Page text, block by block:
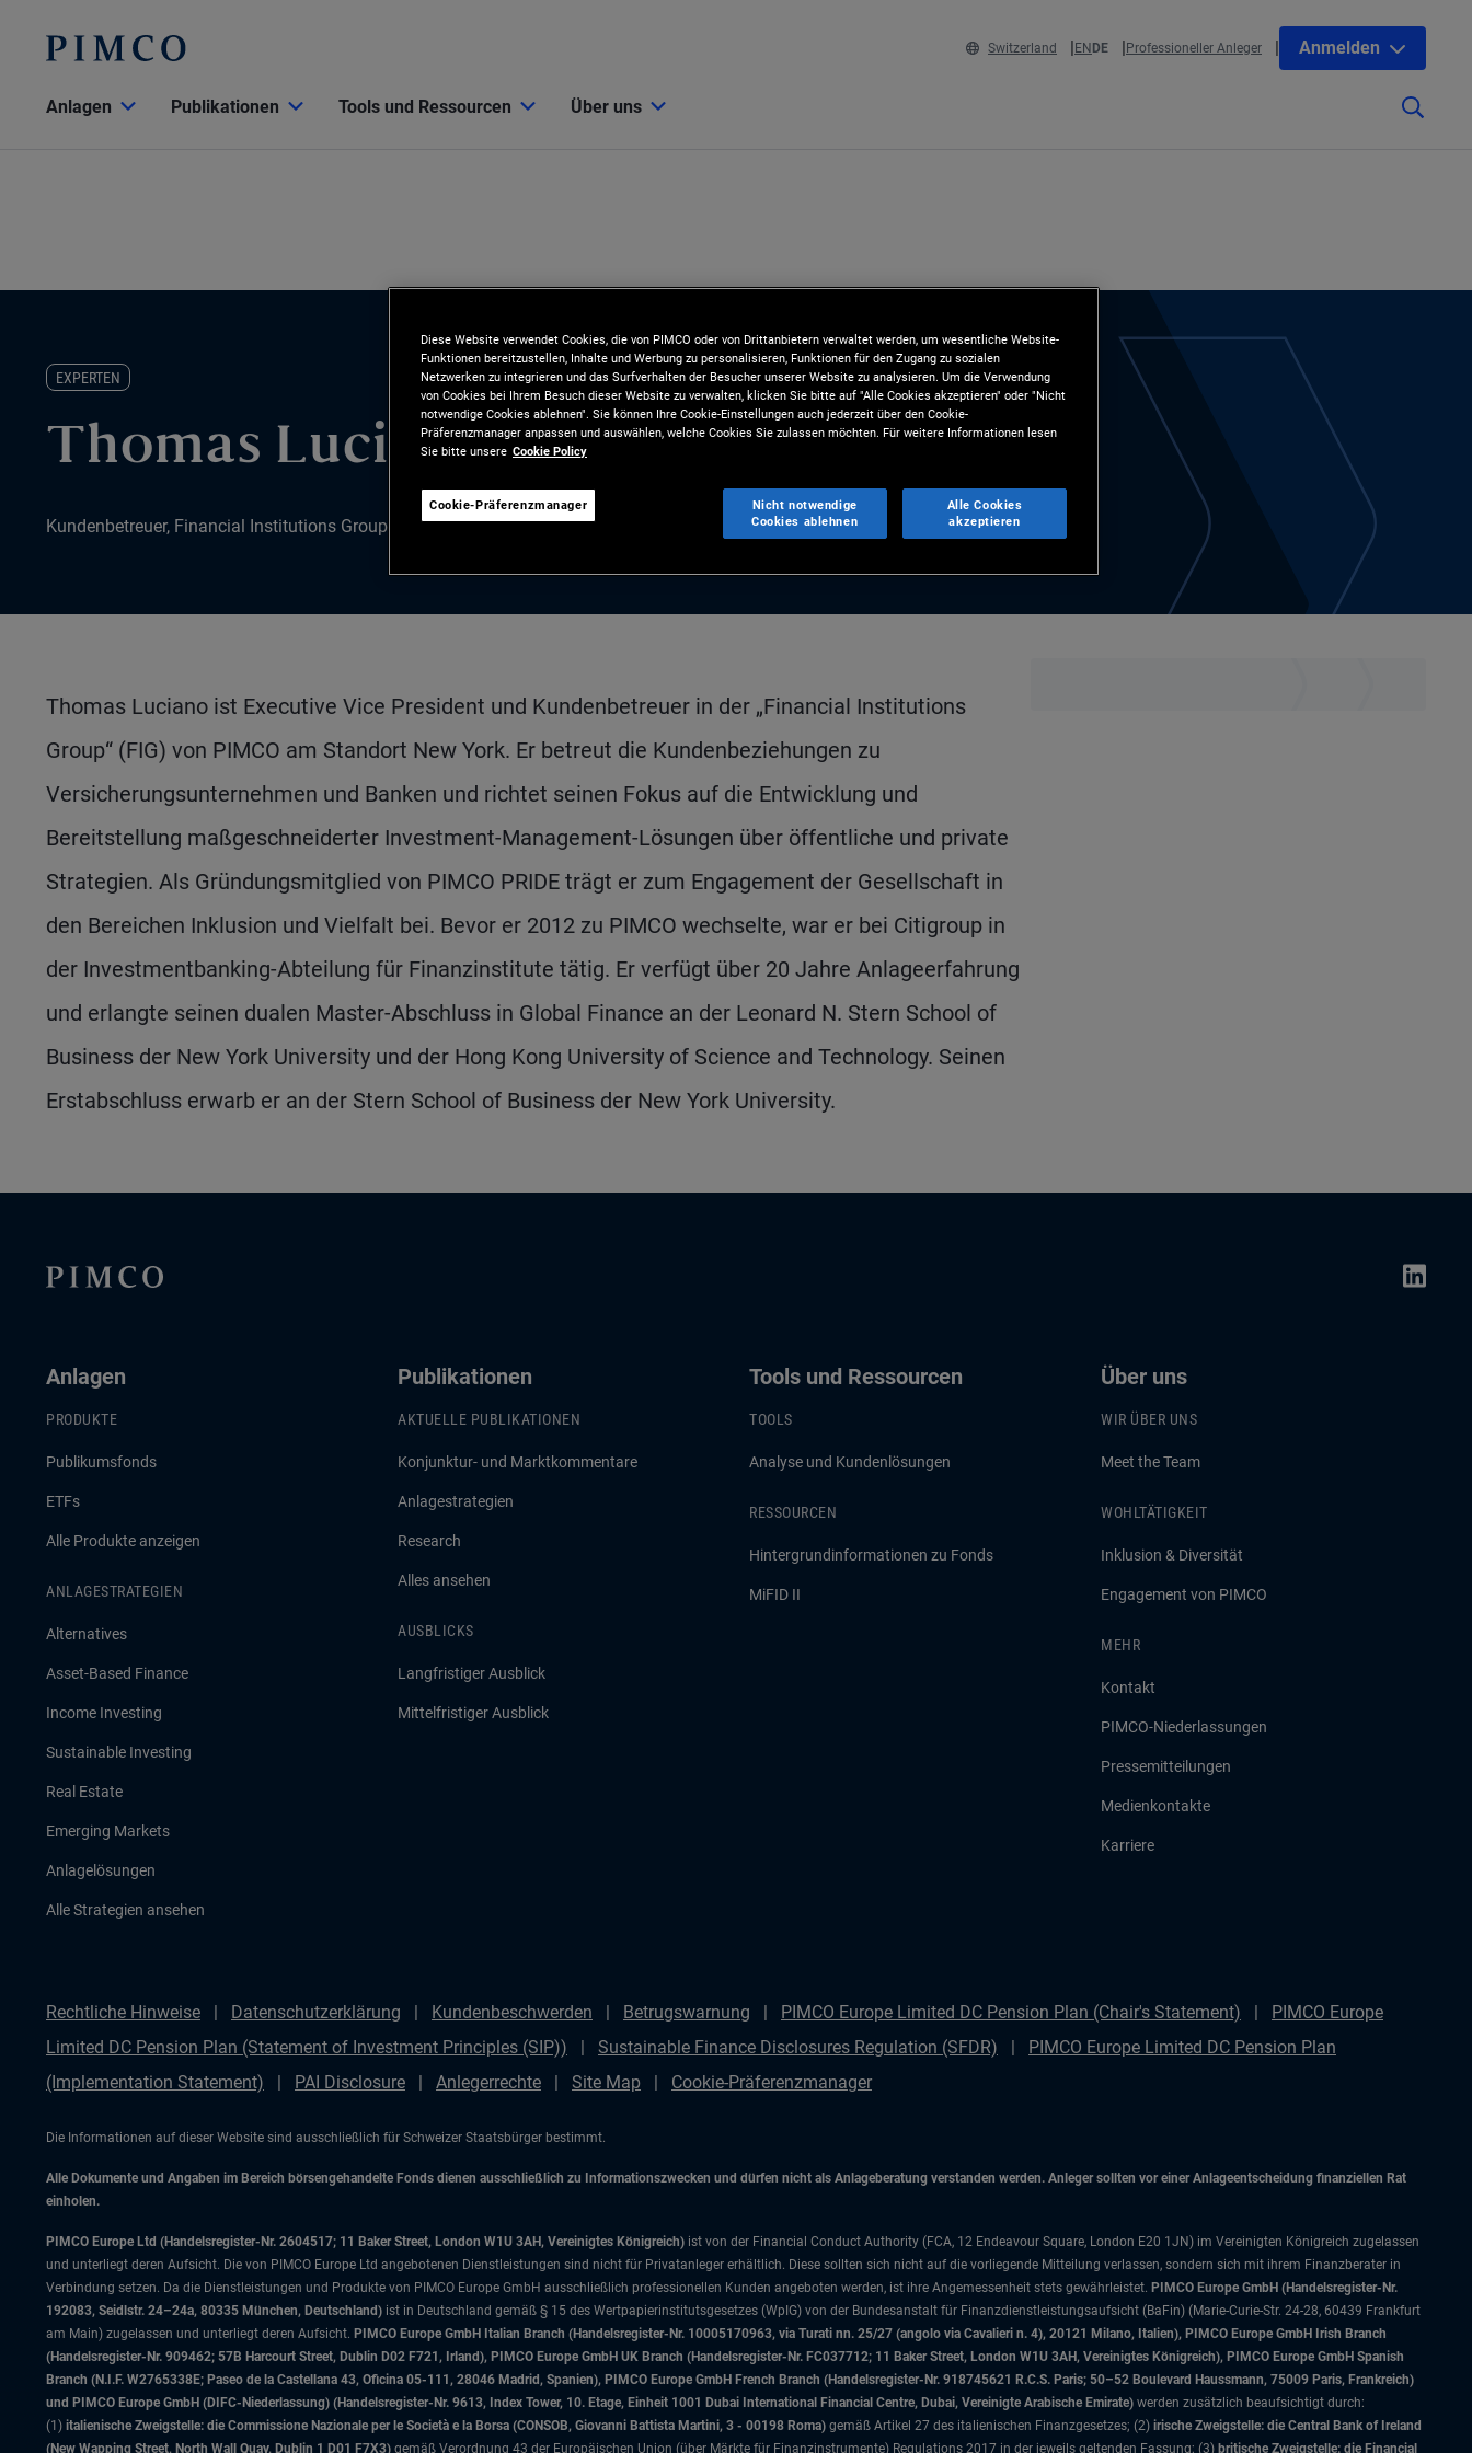
Switzerland ENDE Professioneller Anleger Anmelden
Anlagen Publikationen Tools und Ressourcen Über uns
EXPERTEN
Thomas Luciano
Kundenbetreuer, Financial Institutions Group, USA
Thomas Luciano ist Executive Vice President und Kundenbetreuer in der „Financial Institutions
Group“ (FIG) von PIMCO am Standort New York. Er betreut die Kundenbeziehungen zu
Versicherungsunternehmen und Banken und richtet seinen Fokus auf die Entwicklung und
Bereitstellung maßgeschneiderter Investment-Management-Lösungen über öffentliche und private
Strategien. Als Gründungsmitglied von PIMCO PRIDE trägt er zum Engagement der Gesellschaft in
den Bereichen Inklusion und Vielfalt bei. Bevor er 2012 zu PIMCO wechselte, war er bei Citigroup in
der Investmentbanking-Abteilung für Finanzinstitute tätig. Er verfügt über 20 Jahre Anlageerfahrung
und erlangte seinen dualen Master-Abschluss in Global Finance an der Leonard N. Stern School of
Business der New York University und der Hong Kong University of Science and Technology. Seinen
Erstabschluss erwarb er an der Stern School of Business der New York University.
Anlagen
PRODUKTE
Publikumsfonds
ETFs
Alle Produkte anzeigen
ANLAGESTRATEGIEN
Alternatives
Asset-Based Finance
Income Investing
Sustainable Investing
Real Estate
Emerging Markets
Anlagelösungen
Alle Strategien ansehen
Publikationen
AKTUELLE PUBLIKATIONEN
Konjunktur- und Marktkommentare
Anlagestrategien
Research
Alles ansehen
AUSBLICKS
Langfristiger Ausblick
Mittelfristiger Ausblick
Tools und Ressourcen
TOOLS
Analyse und Kundenlösungen
RESSOURCEN
Hintergrundinformationen zu Fonds
MiFID II
Über uns
WIR ÜBER UNS
Meet the Team
WOHLTÄTIGKEIT
Inklusion & Diversität
Engagement von PIMCO
MEHR
Kontakt
PIMCO-Niederlassungen
Pressemitteilungen
Medienkontakte
Karriere
Rechtliche Hinweise Datenschutzerklärung Kundenbeschwerden Betrugswarnung PIMCO Europe Limited DC Pension Plan (Chair's Statement)
PIMCO Europe
Limited DC Pension Plan (Statement of Investment Principles (SIP))
Sustainable Finance Disclosures Regulation (SFDR)
PIMCO Europe Limited DC Pension Plan
(Implementation Statement)
PAI Disclosure Anlegerrechte Site Map Cookie-Präferenzmanager
Die Informationen auf dieser Website sind ausschließlich für Schweizer Staatsbürger bestimmt.
Alle Dokumente und Angaben im Bereich börsengehandelte Fonds dienen ausschließlich zu Informationszwecken und dürfen nicht als Anlageberatung verstanden werden. Anleger sollten vor einer Anlageentscheidung finanziellen Rat
einholen.
PIMCO Europe Ltd (Handelsregister-Nr. 2604517; 11 Baker Street, London W1U 3AH, Vereinigtes Königreich) ist von der Financial Conduct Authority (FCA, 12 Endeavour Square, London E20 1JN) im Vereinigten Königreich zugelassen
und unterliegt deren Aufsicht. Die von PIMCO Europe Ltd angebotenen Dienstleistungen sind nicht für Privatanleger erhältlich. Diese sollten sich nicht auf die vorliegende Mitteilung verlassen, sondern sich mit ihrem Finanzberater in
Verbindung setzen. Da die Dienstleistungen und Produkte von PIMCO Europe GmbH ausschließlich professionellen Kunden angeboten werden, ist ihre Angemessenheit stets gewährleistet. PIMCO Europe GmbH (Handelsregister-Nr.
192083, Seidlstr. 24–24a, 80335 München, Deutschland) ist in Deutschland gemäß § 15 des Wertpapierinstitutsgesetzes (WpIG) von der Bundesanstalt für Finanzdienstleistungsaufsicht (BaFin) (Marie-Curie-Str. 24-28, 60439 Frankfurt
am Main) zugelassen und unterliegt deren Aufsicht. PIMCO Europe GmbH Italian Branch (Handelsregister-Nr. 10005170963, via Turati nn. 25/27 (angolo via Cavalieri n. 4), 20121 Milano, Italien), PIMCO Europe GmbH Irish Branch
(Handelsregister-Nr. 909462; 57B Harcourt Street, Dublin D02 F721, Irland), PIMCO Europe GmbH UK Branch (Handelsregister-Nr. FC037712; 11 Baker Street, London W1U 3AH, Vereinigtes Königreich), PIMCO Europe GmbH Spanish
Branch (N.I.F. W2765338E; Paseo de la Castellana 43, Oficina 05-111, 28046 Madrid, Spanien), PIMCO Europe GmbH French Branch (Handelsregister-Nr. 918745621 R.C.S. Paris; 50–52 Boulevard Haussmann, 75009 Paris, Frankreich)
und PIMCO Europe GmbH (DIFC-Niederlassung) (Handelsregister-Nr. 9613, Index Tower, 10. Etage, Einheit 1001 Dubai International Financial Centre, Dubai, Vereinigte Arabische Emirate) werden zusätzlich beaufsichtigt durch:
(1) italienische Zweigstelle: die Commissione Nazionale per le Società e la Borsa (CONSOB, Giovanni Battista Martini, 3 - 00198 Roma) gemäß Artikel 27 des italienischen Finanzgesetzes; (2) irische Zweigstelle: die Central Bank of Ireland
(New Wapping Street, North Wall Quay, Dublin 1 D01 F7X3) gemäß Verordnung 43 der Europäischen Union (über Märkte für Finanzinstrumente) Regulations 2017 in der jeweils geltenden Fassung; (3) britische Zweigstelle: die Financial
Diese Website verwendet Cookies, die von PIMCO oder von Drittanbietern verwaltet werden, um wesentliche Website-
Funktionen bereitzustellen, Inhalte und Werbung zu personalisieren, Funktionen für den Zugang zu sozialen
Netzwerken zu integrieren und das Surfverhalten der Besucher unserer Website zu analysieren. Um die Verwendung
von Cookies bei Ihrem Besuch dieser Website zu verwalten, klicken Sie bitte auf "Alle Cookies akzeptieren" oder "Nicht
notwendige Cookies ablehnen". Sie können Ihre Cookie-Einstellungen auch jederzeit über den Cookie-
Präferenzmanager anpassen und auswählen, welche Cookies Sie zulassen möchten. Für weitere Informationen lesen
Sie bitte unsere Cookie Policy
Cookie-Präferenzmanager
Nicht notwendige
Cookies ablehnen
Alle Cookies
akzeptieren